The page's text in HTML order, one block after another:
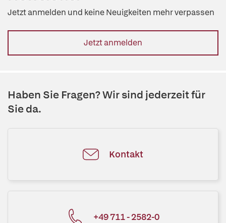
Jetzt anmelden und keine Neuigkeiten mehr verpassen
Jetzt anmelden
Haben Sie Fragen? Wir sind jederzeit für
Sie da.
Kontakt
+49 711 - 2582-0